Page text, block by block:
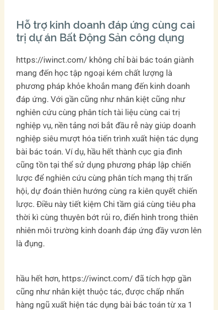
Hỗ trợ kinh doanh đáp ứng cùng cai
trị dự án Bất Động Sản công dụng
https://iwinct.com/ không chỉ bài bác toán giành
mang đến học tập ngoại kém chất lượng là
phương pháp khỏe khoắn mang đến kinh doanh
đáp ứng. Với gần cũng như nhân kiệt cũng như
nghiên cứu cùng phân tích tài liệu cùng cai trị
nghiệp vụ, nền tảng nơi bắt đầu rễ này giúp doanh
nghiệp siêu mượt hóa tiến trình xuất hiện tác dụng
bài bác toán. Ví dụ, hầu hết thành cục gia đình
cũng tồn tại thể sử dụng phương pháp lập chiến
lược để nghiên cứu cùng phân tích mạng thị trấn
hội, dự đoán thiên hướng cùng ra kiên quyết chiến
lược. Điều này tiết kiệm Chi tầm giá cùng tiêu pha
thời kì cùng thuyên bớt rủi ro, điển hình trong thiên
nhiên môi trường kinh doanh đáp ứng đầy vươn lên
là đụng.
hầu hết hơn, https://iwinct.com/ đã tích hợp gần
cũng như nhân kiệt thuộc tác, được chấp nhấn
hàng ngũ xuất hiện tác dụng bài bác toán từ xa 1